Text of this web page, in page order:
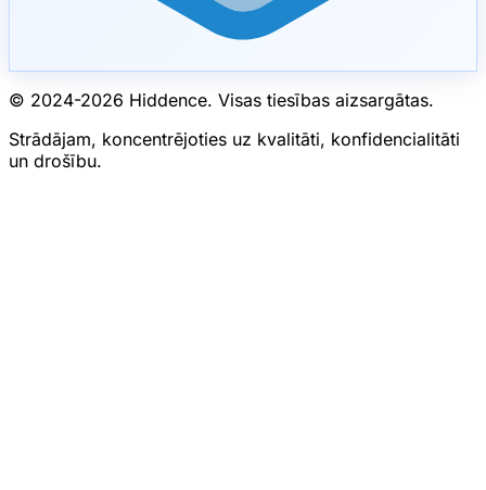
© 2024-2026 Hiddence. Visas tiesības aizsargātas.
Strādājam, koncentrējoties uz kvalitāti, konfidencialitāti
un drošību.